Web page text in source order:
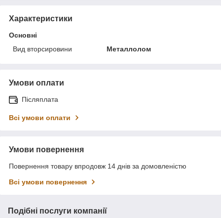
Характеристики
Основні
Вид вторсировини
Металлолом
Умови оплати
Післяплата
Всі умови оплати
Умови повернення
Повернення товару впродовж 14 днів за домовленістю
Всі умови повернення
Подібні послуги компанії